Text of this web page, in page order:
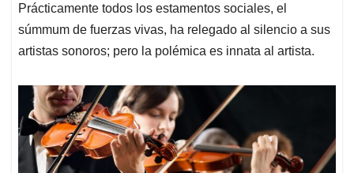
Prácticamente todos los estamentos sociales, el
súmmum de fuerzas vivas, ha relegado al silencio a sus
artistas sonoros; pero la polémica es innata al artista.